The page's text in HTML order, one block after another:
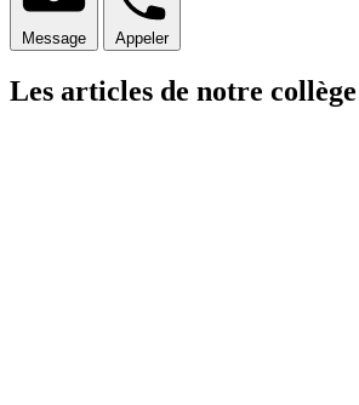
Message Appeler
Les articles de notre collège